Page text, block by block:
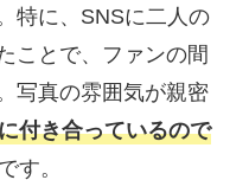
特に、SNSに二人の
ことで、ファンの間
写真の雰囲気が親密
付き合っているので
す。